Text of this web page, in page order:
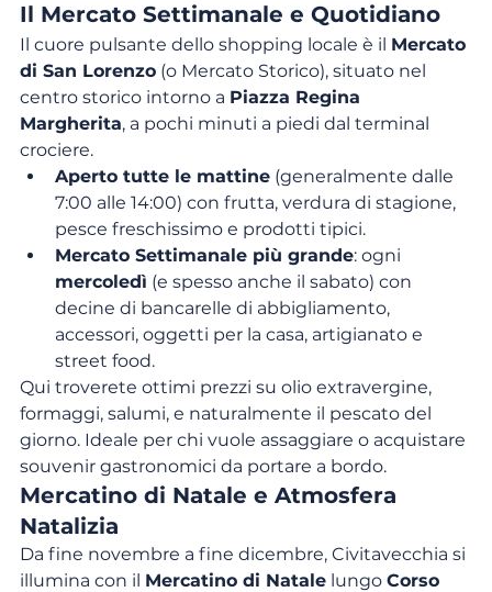
Il Mercato Settimanale e Quotidiano
Il cuore pulsante dello shopping locale è il Mercato
di San Lorenzo (o Mercato Storico), situato nel
centro storico intorno a Piazza Regina
Margherita, a pochi minuti a piedi dal terminal
crociere.
Aperto tutte le mattine (generalmente dalle
7:00 alle 14:00) con frutta, verdura di stagione,
pesce freschissimo e prodotti tipici.
Mercato Settimanale più grande: ogni
mercoledì (e spesso anche il sabato) con
decine di bancarelle di abbigliamento,
accessori, oggetti per la casa, artigianato e
street food.
Qui troverete ottimi prezzi su olio extravergine,
formaggi, salumi, e naturalmente il pescato del
giorno. Ideale per chi vuole assaggiare o acquistare
souvenir gastronomici da portare a bordo.
Mercatino di Natale e Atmosfera
Natalizia
Da fine novembre a fine dicembre, Civitavecchia si
illumina con il Mercatino di Natale lungo Corso